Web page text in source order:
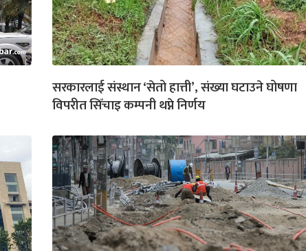
सरकारलाई संस्थान ‘सेतो हात्ती’, संख्या घटाउने घोषणा
विपरीत सिँचाइ कम्पनी थप्ने निर्णय